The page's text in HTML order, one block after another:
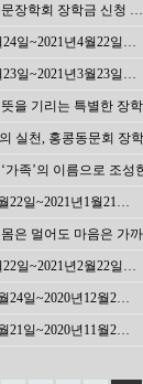
장학회 장학금 신청 …
일~2021년4월22일…
일~2021년3월23일…
을 기리는 특별한 장
실천, 홍콩동문회 장
족’의 이름으로 조성
22일~2021년1월21…
은 멀어도 마음은 가
일~2021년2월22일…
24일~2020년12월2…
21일~2020년11월2…